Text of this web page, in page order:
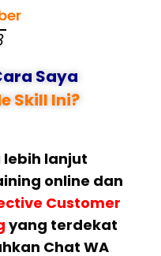
Saya
Skill Ini?
lanjut
online dan
Customer
yang terdekat
Chat WA